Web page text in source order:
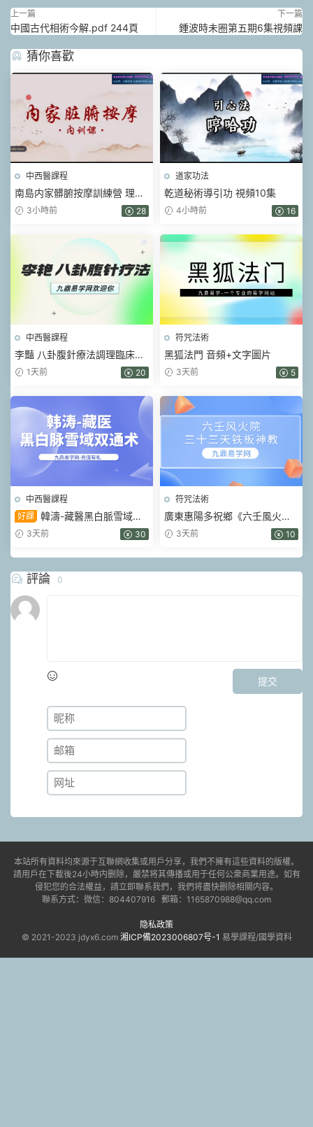
上一篇
中國古代相術今解.pdf 244頁
下一篇
鍾波時未圈第五期6集視頻課
猜你喜歡
中西醫課程
南島内家髒腑按摩訓練營 理筋
術+理論+實操課 視頻89集
3小時前 28
道家功法
乾道秘術導引功 視頻10集
4小時前 16
中西醫課程
李豔 八卦腹針療法調理臨床常
見的30項疾病線上網課 視頻3
1天前 20
符咒法術
黑狐法門 音頻+文字圖片
3天前 5
中西醫課程
好課 韓濤-藏醫黑白脈雪域雙
通術 視頻45集
3天前 30
符咒法術
廣東惠陽多祝鄉《六壬風火院
三十三天鐵闆神教》4本pdf
3天前 10
評論 0
提交
本站所有資料均來源于互聯網收集或用戶分享，我們不擁有這些資料的版權。
請用戶在下載後24小時内删除，嚴禁将其傳播或用于任何公衆商業用途。如有
侵犯您的合法權益，請立即聯系我們，我們将盡快删除相關内容。
聯系方式：微信：804407916 郵箱：1165870988@qq.com
隐私政策
© 2021-2023 jdyx6.com 湘ICP備2023006807号-1 易學課程/國學資料